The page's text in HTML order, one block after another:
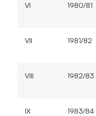
VI 1980/81
VII 1981/82
VIII 1982/83
IX 1983/84